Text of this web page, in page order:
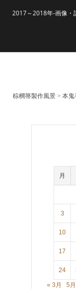
2017～2018年-画像・
棕櫚箒製作風景 > 本鬼
月
3
10
17
24
« 3月 5